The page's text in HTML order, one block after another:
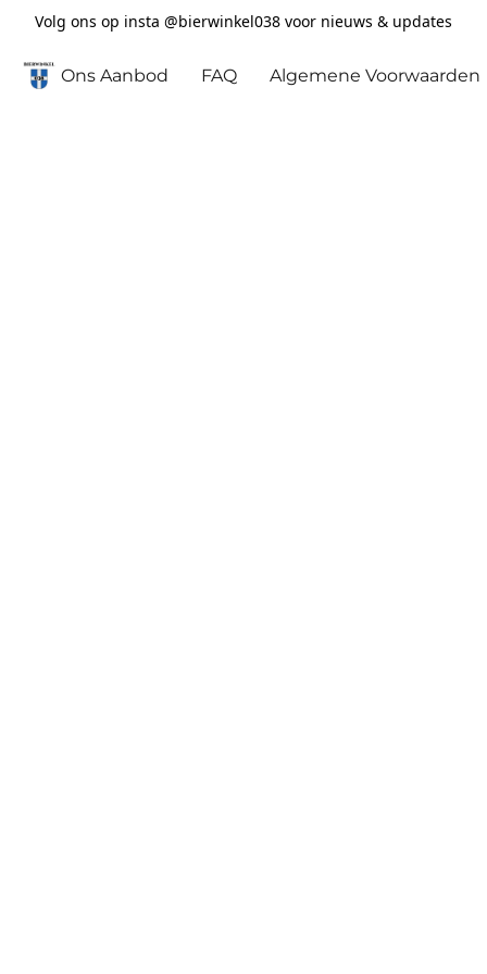
Volg ons op insta @bierwinkel038 voor nieuws & updates
Ons Aanbod FAQ Algemene Voorwaarden